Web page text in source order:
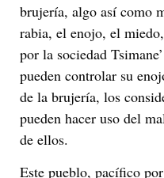
brujería, algo así como
rabia, el enojo, el
por la sociedad
pueden controlar su
de la brujería, los
pueden hacer uso del
de ellos.
Este pueblo, pacífico